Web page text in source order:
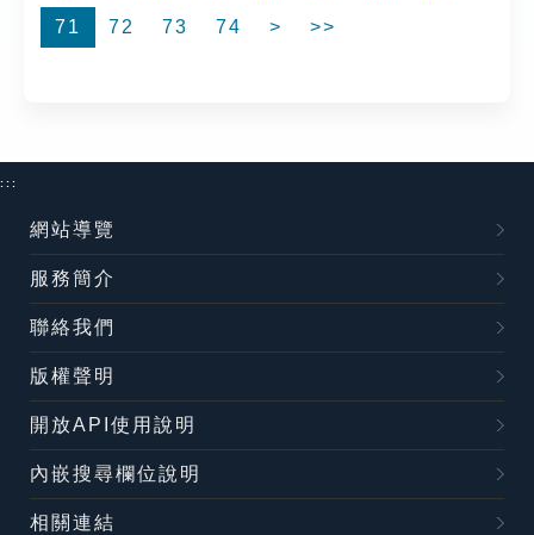
71
72 73 74 > >>
:::
網站導覽
服務簡介
聯絡我們
版權聲明
開放API使用說明
內嵌搜尋欄位說明
相關連結